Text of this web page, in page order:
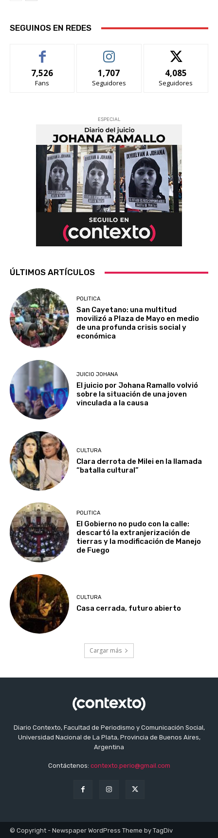
SEGUINOS EN REDES
7,526
Fans
1,707
Seguidores
4,085
Seguidores
ESPECIAL
ÚLTIMOS ARTÍCULOS
POLITICA
San Cayetano: una multitud
movilizó a Plaza de Mayo en medio
de una profunda crisis social y
económica
JUICIO JOHANA
El juicio por Johana Ramallo volvió
sobre la situación de una joven
vinculada a la causa
CULTURA
Clara derrota de Milei en la llamada
“batalla cultural”
POLITICA
El Gobierno no pudo con la calle:
descartó la extranjerización de
tierras y la modificación de Manejo
de Fuego
CULTURA
Casa cerrada, futuro abierto
Cargar más
Diario Contexto, Facultad de Periodismo y Comunicación Social,
Universidad Nacional de La Plata, Provincia de Buenos Aires,
Argentina
Contáctenos: contexto.perio@gmail.com
© Copyright - Newspaper WordPress Theme by TagDiv